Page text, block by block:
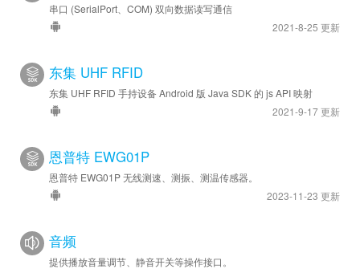
串口 (SerialPort、COM) 双向数据读写通信
2021-8-25 更新
东集 UHF RFID
东集 UHF RFID 手持设备 Android 版 Java SDK 的 js API 映射
2021-9-17 更新
恩普特 EWG01P
恩普特 EWG01P 无线测速、测振、测温传感器。
2023-11-23 更新
音频
提供播放音量调节、静音开关等操作接口。